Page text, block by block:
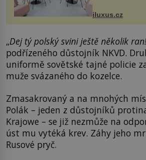
budov Media...
iluxus.cz
„Dej tý polský svini ještě několik
podřízeného důstojník NKVD.
uniformě sovětské tajné policie
muže svázaného do kozelce.
Zmasakrovaný a na mnohých
Polák – jeden z důstojníků
Krajowe – se již nezmůže na
úst mu vytéká krev. Záhy jeho
Rusové pryč.